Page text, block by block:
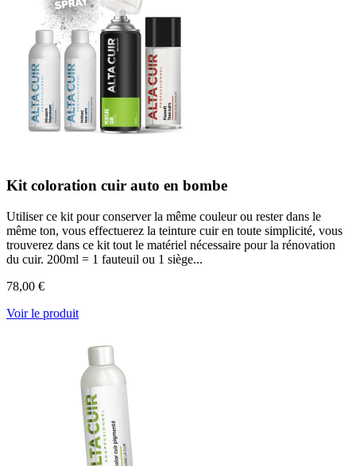
Kit coloration cuir auto en bombe
Utiliser ce kit pour conserver la même couleur ou rester dans le
même ton, vous effectuerez la teinture cuir en toute simplicité, vous
trouverez dans ce kit tout le matériel nécessaire pour la rénovation
du cuir. 200ml = 1 fauteuil ou 1 siège...
78,00 €
Voir le produit